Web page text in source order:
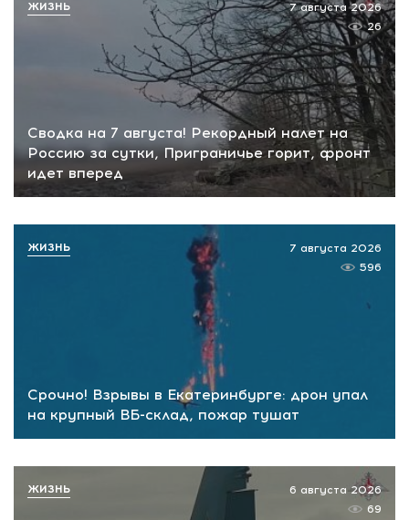
Сводка на 7 августа! Рекордный налет на
Россию за сутки, Приграничье горит, фронт
идет вперед
7 августа 2026
26
ЖИЗНЬ
Срочно! Взрывы в Екатеринбурге: дрон упал
на крупный ВБ-склад, пожар тушат
7 августа 2026
596
ЖИЗНЬ
6 августа 2026
69
ЖИЗНЬ